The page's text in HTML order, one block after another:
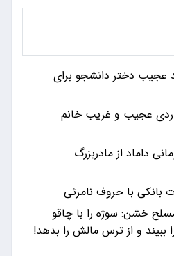
عجیب دختر دانشجو برای
عجیب و غریب خانم
تومانی داماد از مادربزرگ
بانکی با حروف نامرئی
خشن: سوژه را با چاقو
ببیند و از ترس مالش را بدهد!